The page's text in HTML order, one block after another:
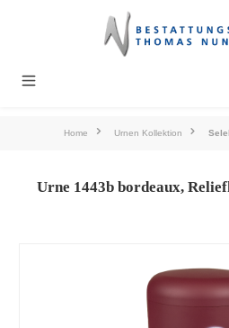
Home Urnen Kollektion
Urne 1443b bordeaux,